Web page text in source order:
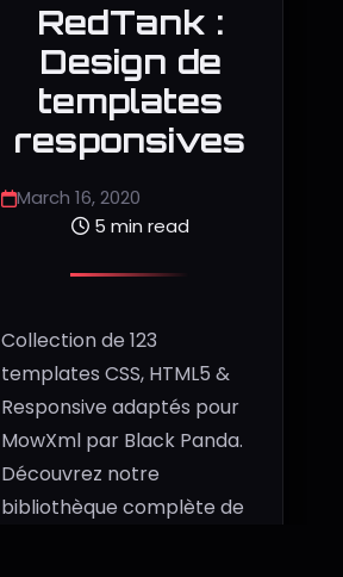
RedTank :
Design de
templates
responsives
March 16, 2020
5 min read
Collection de 123
templates CSS, HTML5 &
Responsive adaptés pour
MowXml par Black Panda.
Découvrez notre
bibliothèque complète de